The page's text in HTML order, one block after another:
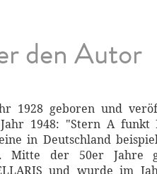
den Autor
1928 geboren und
1948: "Stern A funkt
in Deutschland
Mitte der 50er Jahre